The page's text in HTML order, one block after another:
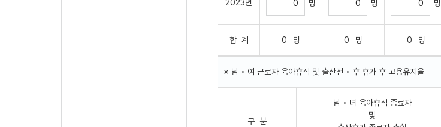
2023년 명 명 명
합 계 0 명 0 명 0 명
※ 남 • 여 근로자 육아휴직 및 출산전 • 후 휴가 후 고용유지율
구 분
남 • 녀 육아휴직 종료자
및